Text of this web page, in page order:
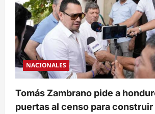
NACIONALES
Tomás Zambrano pide a
puertas al censo para